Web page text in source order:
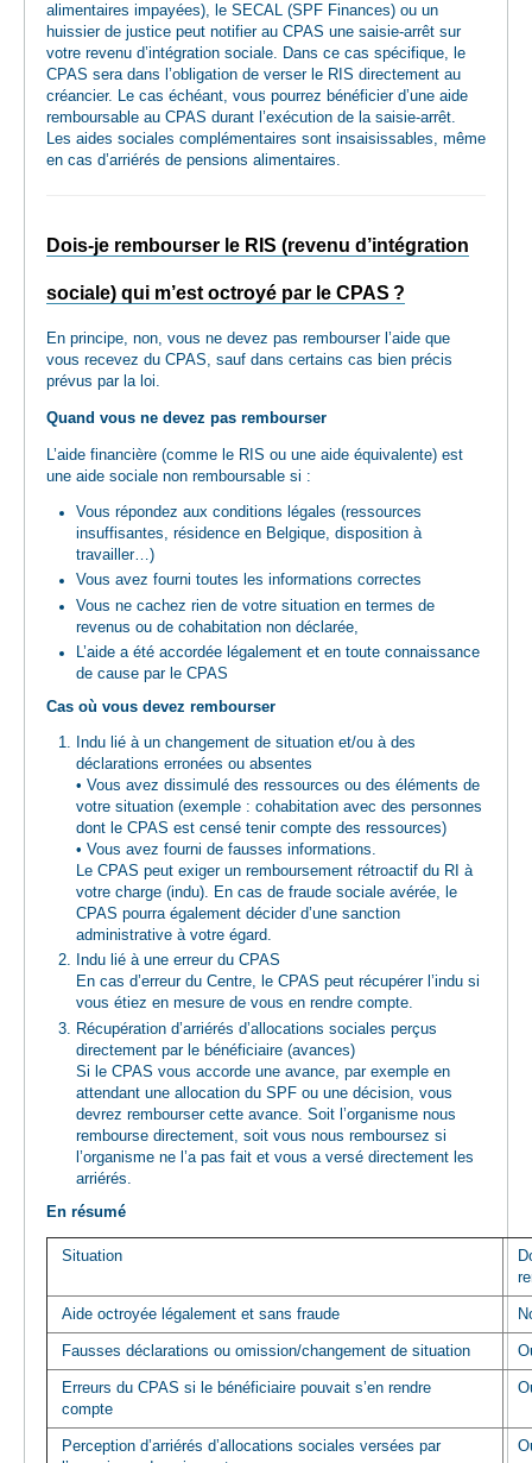
alimentaires impayées), le SECAL (SPF Finances) ou un
huissier de justice peut notifier au CPAS une saisie-arrêt sur
votre revenu d’intégration sociale. Dans ce cas spécifique, le
CPAS sera dans l’obligation de verser le RIS directement au
créancier. Le cas échéant, vous pourrez bénéficier d’une aide
remboursable au CPAS durant l’exécution de la saisie-arrêt.
Les aides sociales complémentaires sont insaisissables, même
en cas d’arriérés de pensions alimentaires.
Dois-je rembourser le RIS (revenu d’intégration
sociale) qui m’est octroyé par le CPAS ?
En principe, non, vous ne devez pas rembourser l’aide que
vous recevez du CPAS, sauf dans certains cas bien précis
prévus par la loi.
Quand vous ne devez pas rembourser
L’aide financière (comme le RIS ou une aide équivalente) est
une aide sociale non remboursable si :
Vous répondez aux conditions légales (ressources
insuffisantes, résidence en Belgique, disposition à
travailler…)
Vous avez fourni toutes les informations correctes
Vous ne cachez rien de votre situation en termes de
revenus ou de cohabitation non déclarée,
L’aide a été accordée légalement et en toute connaissance
de cause par le CPAS
Cas où vous devez rembourser
Indu lié à un changement de situation et/ou à des
déclarations erronées ou absentes
• Vous avez dissimulé des ressources ou des éléments de
votre situation (exemple : cohabitation avec des personnes
dont le CPAS est censé tenir compte des ressources)
• Vous avez fourni de fausses informations.
Le CPAS peut exiger un remboursement rétroactif du RI à
votre charge (indu). En cas de fraude sociale avérée, le
CPAS pourra également décider d’une sanction
administrative à votre égard.
Indu lié à une erreur du CPAS
En cas d’erreur du Centre, le CPAS peut récupérer l’indu si
vous étiez en mesure de vous en rendre compte.
Récupération d’arriérés d’allocations sociales perçus
directement par le bénéficiaire (avances)
​Si le CPAS vous accorde une avance, par exemple en
attendant une allocation du SPF ou une décision, vous
devrez rembourser cette avance. Soit l’organisme nous
rembourse directement, soit vous nous remboursez si
l’organisme ne l’a pas fait et vous a versé directement les
arriérés.
En résumé
Situation
Aide octroyée légalement et sans fraude
Fausses déclarations ou omission/changement de situation
Erreurs du CPAS si le bénéficiaire pouvait s’en rendre
compte
Perception d’arriérés d’allocations sociales versées par